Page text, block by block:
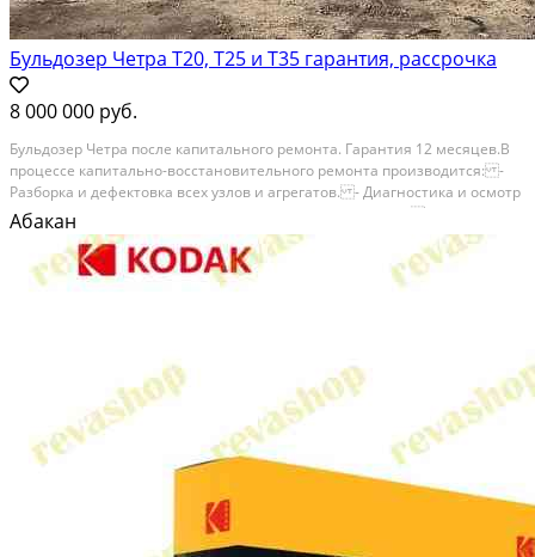
Бульдозер Четра Т20, Т25 и Т35 гарантия, рассрочка
8 000 000 руб.
Бульдозер Четра после капитального ремонта. Гарантия 12 месяцев.В
процессе капитально-восстановительного ремонта производится: -
Разборка и дефектовка всех узлов и агрегатов. - Диагностика и осмотр
рамы бульдозера на наличие дефектов, усиление рамы. - Полный
капитальный ремонт каждого узла...
Абакан